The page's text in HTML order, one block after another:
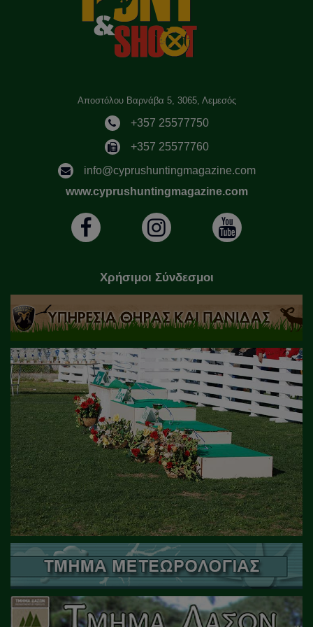
Αποστόλου Βαρνάβα 5, 3065, Λεμεσός
+357 25577750
+357 25577760
info@cyprushuntingmagazine.com
www.cyprushuntingmagazine.com
Χρήσιμοι Σύνδεσμοι